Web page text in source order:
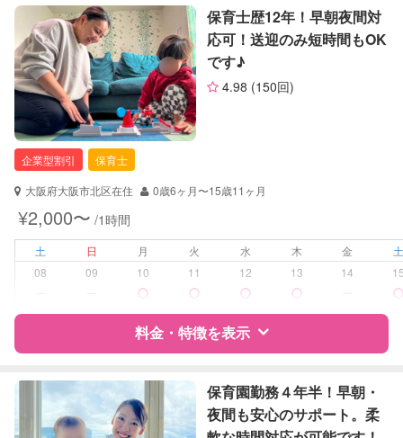
レッスン なし
定期予約 お引き受けしていません
お子様の撮影
（定期特典）
対応不可
特徴 料金 レビュー
サポートの特徴
資格
自治体届出済ベビーシッター
保育士
対応可能/特徴
病児対応
障がい児対応 対応可否は個別に相談
英語レッスン
絵・工作レッスン
その他
定期予約 お引き受けしていません
お子様の撮影
対応不可
保育士歴12年！早朝夜間対
応可！送迎のみ短時間もOK
です♪
4.98 (150回)
企業型割引
保育士
大阪府大阪市北区在住
0歳6ヶ月〜15歳11ヶ月
¥2,000〜 /1時間
土 日 月 火 水 木 金
08
09 10 11 12 13 14
料金・特徴を表示
特徴 料金 レビュー
保育園勤務４年半！早朝・
夜間も安心のサポート。柔